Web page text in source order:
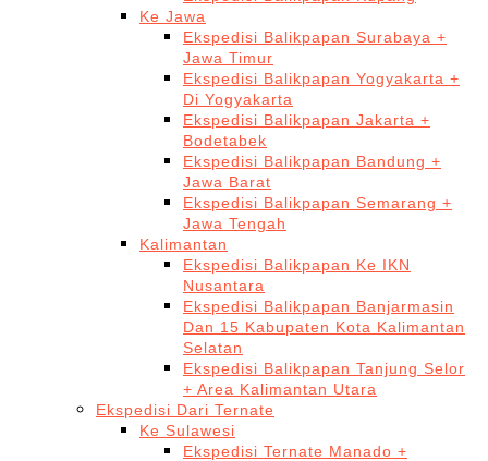
Ke Jawa
Ekspedisi Balikpapan Surabaya +
Jawa Timur
Ekspedisi Balikpapan Yogyakarta +
Di Yogyakarta
Ekspedisi Balikpapan Jakarta +
Bodetabek
Ekspedisi Balikpapan Bandung +
Jawa Barat
Ekspedisi Balikpapan Semarang +
Jawa Tengah
Kalimantan
Ekspedisi Balikpapan Ke IKN
Nusantara
Ekspedisi Balikpapan Banjarmasin
Dan 15 Kabupaten Kota Kalimantan
Selatan
Ekspedisi Balikpapan Tanjung Selor
+ Area Kalimantan Utara
Ekspedisi Dari Ternate
Ke Sulawesi
Ekspedisi Ternate Manado +